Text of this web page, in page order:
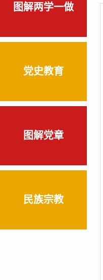
图解两学一做
党史教育
图解党章
民族宗教